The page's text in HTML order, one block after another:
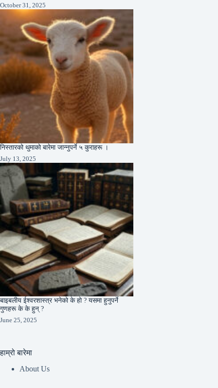
October 31, 2025
निस्तारको थुमाको बारेमा जान्नुपर्ने ५ कुराहरू ।
July 13, 2025
बाइबलीय ईश्वरशास्त्र भनेको के हो ? यसमा हुनुपर्ने
गुणहरू के के हुन् ?
June 25, 2025
हाम्रो बारेमा
About Us